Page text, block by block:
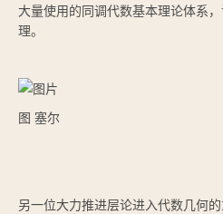
大量使用的同调代数基本理论体系
理。
图 塞尔
另一位大力推进层论进入代数几何